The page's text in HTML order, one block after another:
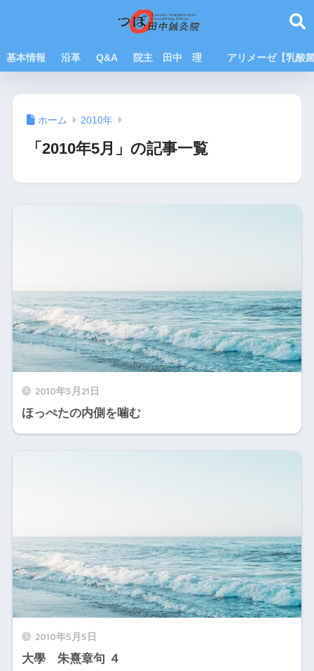
基本情報 沿革 Q&A 院主 田中 理 アリメーゼ【乳酸
ホーム 2010年
「2010年5月」の記事一覧
2010年5月21日
ほっぺたの内側を噛む
2010年5月5日
大學 朱熹章句 ４